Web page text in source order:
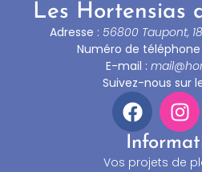
Les Hortensias
Adresse : 56800 Taupont,
Numéro de téléphone
E-mail :
Suivez-nous sur
Vos projets de